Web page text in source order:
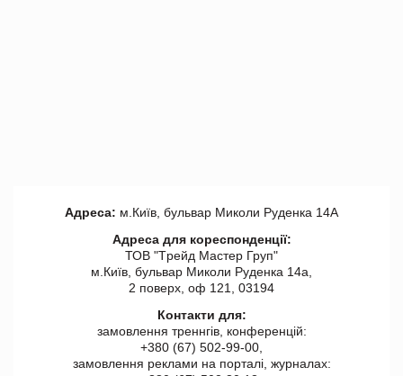
Адреса: м.Київ, бульвар Миколи Руденка 14А
Адреса для кореспонденції:
ТОВ "Tрейд Мастер Груп"
м.Київ, бульвар Миколи Руденка 14а,
2 поверх, оф 121, 03194
Контакти для:
замовлення треннгів, конференцій:
+380 (67) 502-99-00,
замовлення реклами на порталі, журналах: